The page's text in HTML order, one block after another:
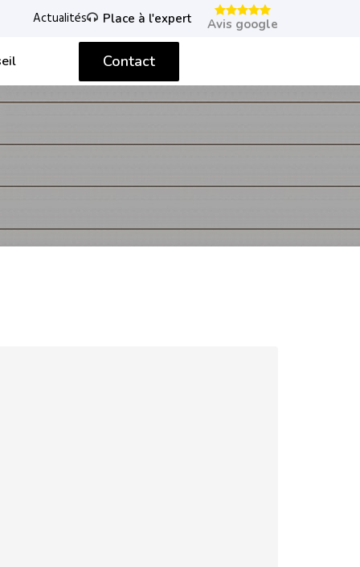
Actualités Place à l'expert Avis google
Contact